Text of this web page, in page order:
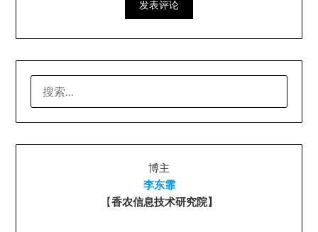
索：
博主
李东霏
【香农信息技术研究院】